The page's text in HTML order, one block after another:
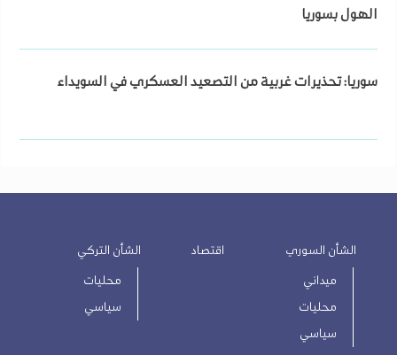
الهول بسوريا
سوريا: تحذيرات غربية من التصعيد العسكري في السويداء
الشأن السوري
ميداني
محليات
سياسي
اقتصاد الشأن التركي
محليات
سياسي